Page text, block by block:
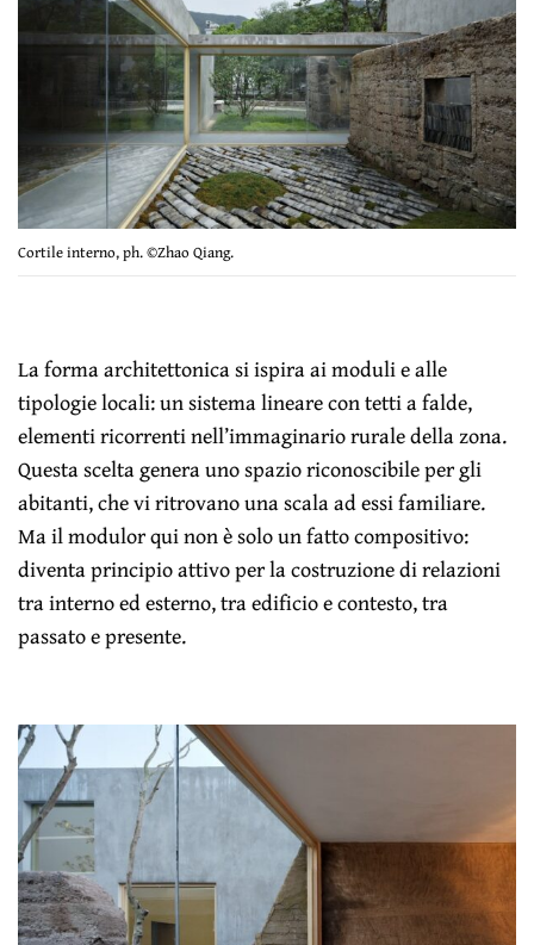
Cortile interno, ph. ©Zhao Qiang.
La forma architettonica si ispira ai moduli e alle
tipologie locali: un sistema lineare con tetti a falde,
elementi ricorrenti nell’immaginario rurale della zona.
Questa scelta genera uno spazio riconoscibile per gli
abitanti, che vi ritrovano una scala ad essi familiare.
Ma il modulor qui non è solo un fatto compositivo:
diventa principio attivo per la costruzione di relazioni
tra interno ed esterno, tra edificio e contesto, tra
passato e presente.